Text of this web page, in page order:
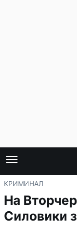
КРИМИНАЛ
На
Силовики